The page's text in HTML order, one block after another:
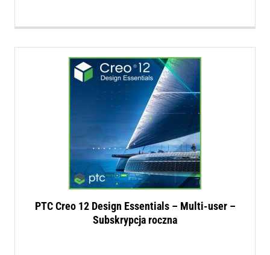
PTC Creo 12 Design Essentials – Multi-user –
Subskrypcja roczna